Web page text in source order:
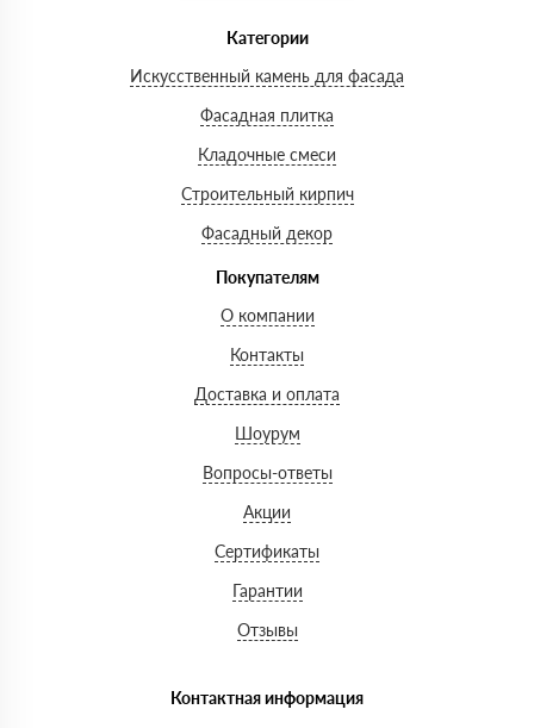
Категории
Искусственный камень для фасада
Фасадная плитка
Кладочные смеси
Строительный кирпич
Фасадный декор
Покупателям
О компании
Контакты
Доставка и оплата
Шоурум
Вопросы-ответы
Акции
Сертификаты
Гарантии
Отзывы
Контактная информация